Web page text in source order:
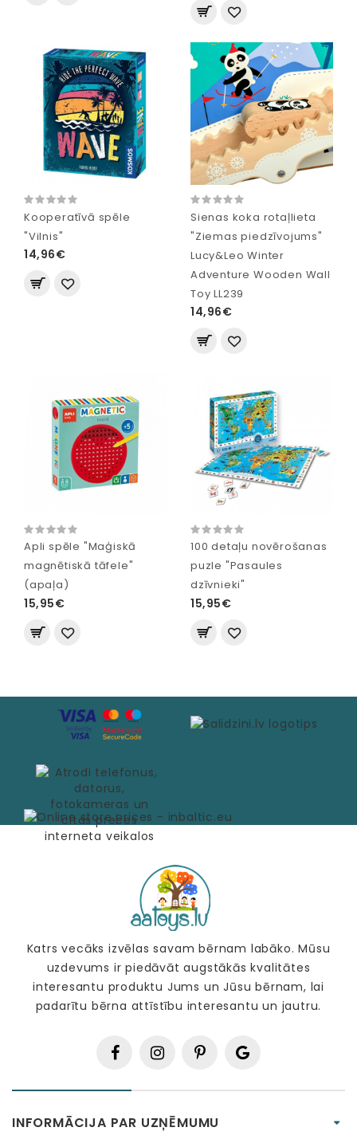
Kooperatīvā spēle
"Vilnis"
14,96€
Sienas koka rotaļlieta
"Ziemas piedzīvojums"
Lucy&Leo Winter
Adventure Wooden Wall
Toy LL239
14,96€
Apli spēle "Maģiskā
magnētiskā tāfele"
(apaļa)
15,95€
100 detaļu novērošanas
puzle "Pasaules
dzīvnieki"
15,95€
Katrs vecāks izvēlas savam bērnam labāko. Mūsu
uzdevums ir piedāvāt augstākās kvalitātes
interesantu produktu Jums un Jūsu bērnam, lai
padarītu bērna attīstību interesantu un jautru.
INFORMĀCIJA PAR UZŅĒMUMU